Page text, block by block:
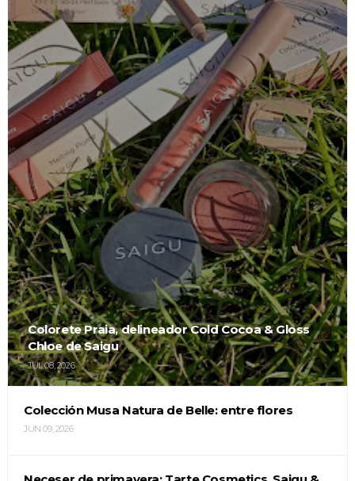
Colorete Praia, delineador Cold Cocoa & Gloss
Chloe de Saigu
JUL 08, 2026
Colección Musa Natura de Belle: entre flores
JUN 09, 2026